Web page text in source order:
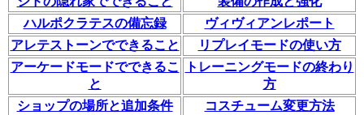
ハルポクラテスの備忘録
ヴィヴィアンレポート
アレテストーンでできること
リプレイモードの使い方
アーケードモードでできるこ
と
トレーニングモードの終わり
方
ショップの場所と追加条件
コスチューム変更方法